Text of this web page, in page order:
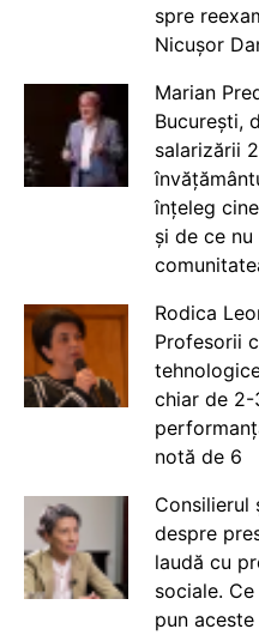
spre
Nicușor
Marian
București,
salarizării
înțeleg
și de ce
Rodica
Profesorii
chiar de 2-
notă de 6
Consilierul
despre
laudă cu
sociale.
pun